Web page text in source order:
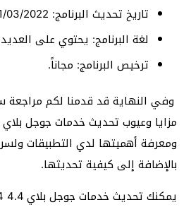
تاريخ تحديث البرنامج: 01/03/2022
لغة البرنامج: يحتوي على
ترخيص البرنامج: مجاناً.
وفي النهاية قد قدمنا لكم
ومعرفة أهميتها لدي التطبيقات
بالإضافة إلى كيفية تحديثها.
يمكنك تحديث خدمات جوجل بلاي 4.4 4 من خلال